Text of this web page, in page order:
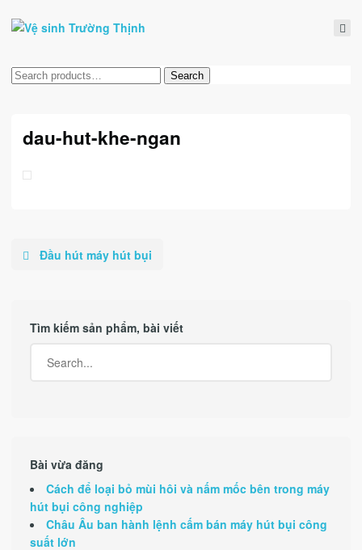
Tìm
Search
dau-hut-khe-ngan
Đầu hút máy hút bụi
Tìm kiếm sản phẩm, bài viết
Bài vừa đăng
Cách để loại bỏ mùi hôi và nấm mốc bên trong máy
hút bụi công nghiệp
Châu Âu ban hành lệnh cấm bán máy hút bụi công
suất lớn